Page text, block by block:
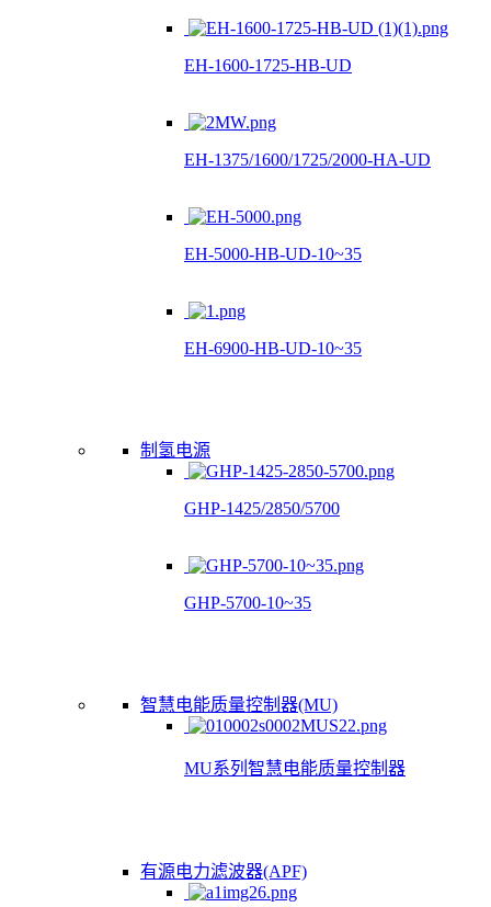
EH-1600-1725-HB-UD
EH-1375/1600/1725/2000-HA-UD
EH-5000-HB-UD-10~35
EH-6900-HB-UD-10~35
制氢电源
GHP-1425/2850/5700
GHP-5700-10~35
智慧电能质量控制器(MU)
MU系列智慧电能质量控制器
有源电力滤波器(APF)